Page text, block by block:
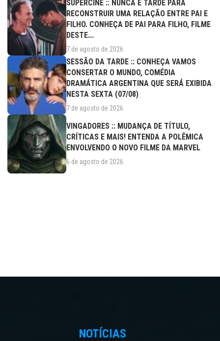
SUPERCINE :: NUNCA É TARDE PARA
RECONSTRUIR UMA RELAÇÃO ENTRE PAI E
FILHO. CONHEÇA DE PAI PARA FILHO, FILME
DESTE...
7 de agosto de 2026
SESSÃO DA TARDE :: CONHEÇA VAMOS
CONSERTAR O MUNDO, COMÉDIA
DRAMÁTICA ARGENTINA QUE SERÁ EXIBIDA
NESTA SEXTA (07/08)
7 de agosto de 2026
VINGADORES :: MUDANÇA DE TÍTULO,
CRÍTICAS E MAIS! ENTENDA A POLÊMICA
ENVOLVENDO O NOVO FILME DA MARVEL
6 de agosto de 2026
NOTÍCIAS